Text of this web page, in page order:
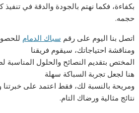
بكفاءة، فكما نهتم بالجودة والدقة في
حجمه.
اتصل بنا اليوم على رقم سباك الدمام
ومناقشة احتياجاتك، سيقوم فريقنا
المختص بتقديم النصائح والحلول المناسبة
هنا لجعل تجربة السباكة سهلة
ومريحة بالنسبة لك، فقط اعتمد على خبرتنا
نتائج مثالية ورضاك التام.